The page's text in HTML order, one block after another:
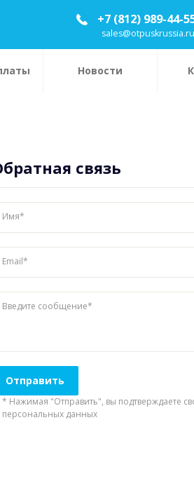
+7 (812) 989-44-
sales@otpuskrussia.ru
Новости
связь
Имя*
Email*
Введите сообщение*
* Нажимая "Отправить", вы подтверждаете
персональных данных